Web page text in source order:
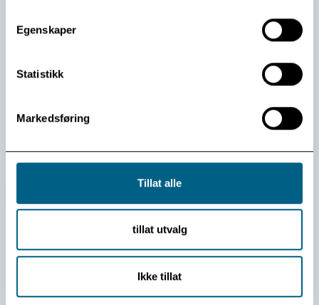
Egenskaper
Statistikk
Markedsføring
Tillat alle
tillat utvalg
Ikke tillat
skrive om temaet Kommunikasjon til Samlivsbloggen.
Dette temaet går aldri ut på dato, og jeg velger å bruke
innledning. Historien om skolemesteren Bård og hans